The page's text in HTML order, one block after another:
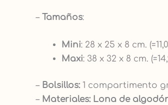
– Tamaños:
Mini: 28 x 25 x 8 cm.
Maxi: 38 x 32 x 8 cm.
– Bolsillos: 1 compartimento
– Materiales: Lona de